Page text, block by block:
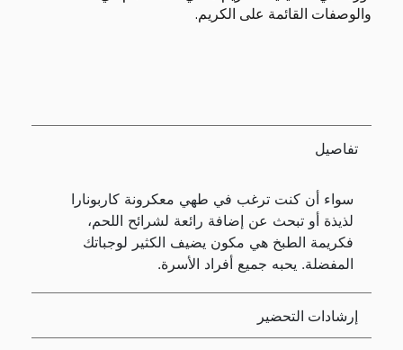
والوصفات القائمة على الكريم.
تفاصيل
سواء أن كنت ترغب في طهي معكرونة كاربونارا
لذيذة أو تبحث عن إضافة رائعة لشرائح اللحم،
فكريمة الطبخ هي مكون يضيف الكثير لوجباتك
المفضلة. يحبه جميع أفراد الأسرة.
إرشادات التحضير